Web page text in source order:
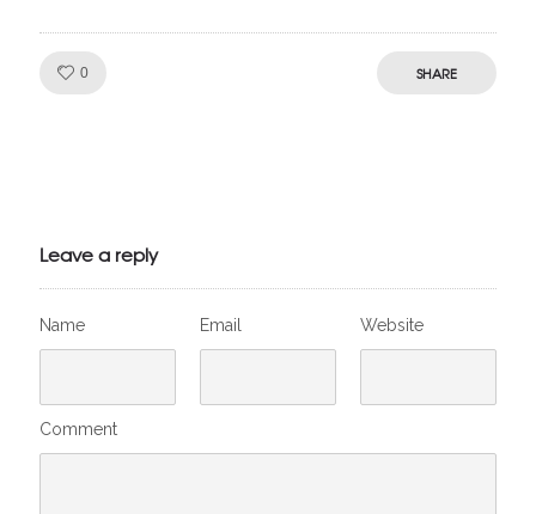
0 SHARE
Leave a reply
Name Email Website
Comment